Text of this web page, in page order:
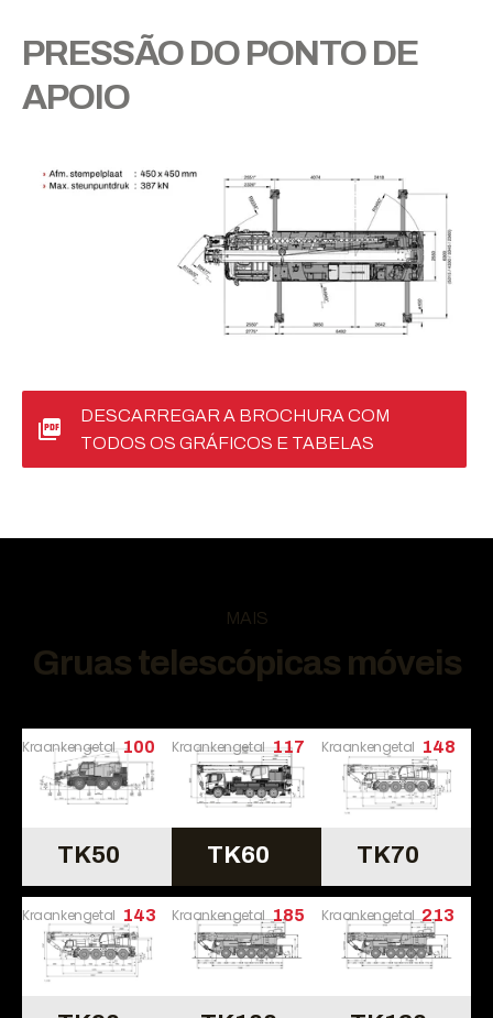
PRESSÃO DO PONTO DE
APOIO
DESCARREGAR A BROCHURA COM
TODOS OS GRÁFICOS E TABELAS
MAIS
Gruas telescópicas móveis
Kraankengetal 100
TK50
Kraankengetal 117
TK60
Kraankengetal 148
TK70
Kraankengetal 143 Kraankengetal 185 Kraankengetal 213